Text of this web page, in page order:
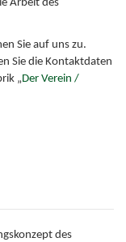
Arbeit des
Sie auf uns zu.
Sie die Kontaktdaten
„Der Verein /
des